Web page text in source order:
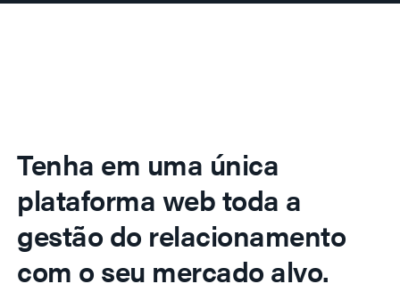
Tenha em uma única
plataforma web toda a
gestão do relacionamento
com o seu mercado alvo.